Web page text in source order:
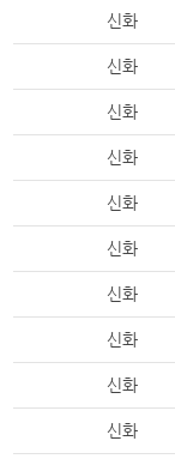
신화
신화
신화
신화
신화
신화
신화
신화
신화
신화